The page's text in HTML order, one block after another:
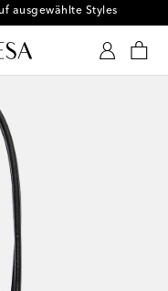
ausgewählte Styles